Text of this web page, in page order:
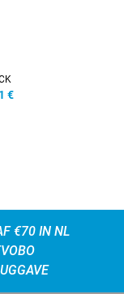
€
€70 IN NL